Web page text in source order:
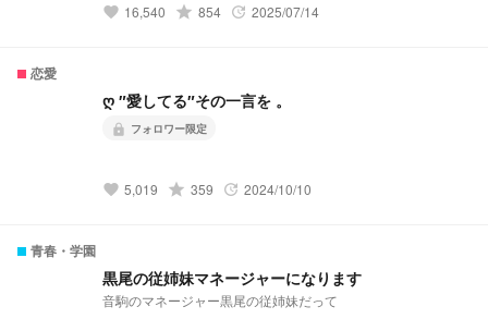
favorite 16,540 grade 854 update 2025/07/14
恋愛
ღ ″愛してる″その一言を 。
lock フォロワー限定
favorite 5,019 grade 359 update 2024/10/10
青春・学園
黒尾の従姉妹マネージャーになります
音駒のマネージャー黒尾の従姉妹だって